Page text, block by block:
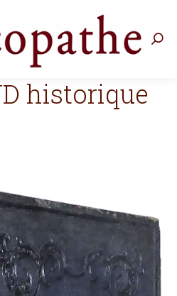
historique